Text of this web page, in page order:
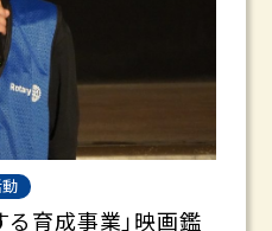
る育成事業」映画鑑